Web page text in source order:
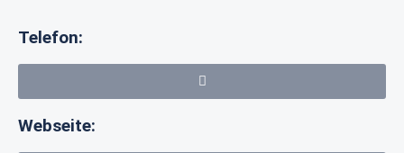
Telefon:
Webseite: